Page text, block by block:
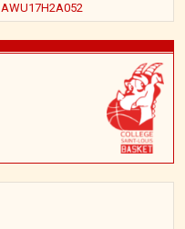
AWU17H2A052